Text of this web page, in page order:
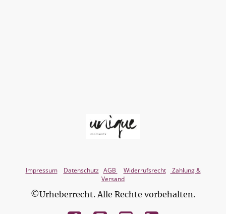
Impressum Datenschutz AGB Widerrufsrecht
Zahlung &
Versand
©Urheberrecht. Alle Rechte vorbehalten.